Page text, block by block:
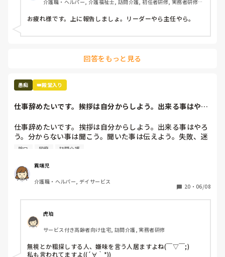
なんですけどー！！！！
介護職・ヘルパー, 介護福祉士, 訪問介護, 初任者研修, 実務者研修,
お疲れ様です。上に報告しましょ。リーダーやら主任やら。
回答をもっと見る
愚痴 👑殿堂入り
仕事辞めたいです。挨拶は自分からしよう。出来る事はやろ
仕事辞めたいです。挨拶は自分からしよう。出来る事はやろ
う。分からない事は聞こう。聞いた事は伝えよう。失敗、迷
惑かけたら謝ろう。助けてもらったら感謝しよう。常にそれ
拶しても無視。出来る事をすれば粗探し。分からない事を聞
けばそんな事も分からないの？聞いた事を伝えたら反感をか
う。毎日毎日謝って毎日毎日感謝の言葉を伝えている。明ら
る同僚。私が失敗したら一気に空気が悪くなり口も聞いても
らえない。自分が可愛げがないのも分かっています。しかし
仕事なのでそれはそれ。可愛げがあろうとなかろうと利用者
さんには関係ない事。利用者さんから苦情があったならまだ
しも未だに無し。同じ職場で働く仲間なので打ち解けなけれ
ばならないと思っていますが無視されて陰口叩かれているの
陰口 同僚 訪問介護
異端児
介護職・ヘルパー, デイサービス
20 ・ 06/08
虎珀
サービス付き高齢者向け住宅, 訪問介護, 実務者研修
無視とか粗探しする人、嫌味を言う人居ますよね(￣▽￣;)
私も言われてますよ((´∀｀*))